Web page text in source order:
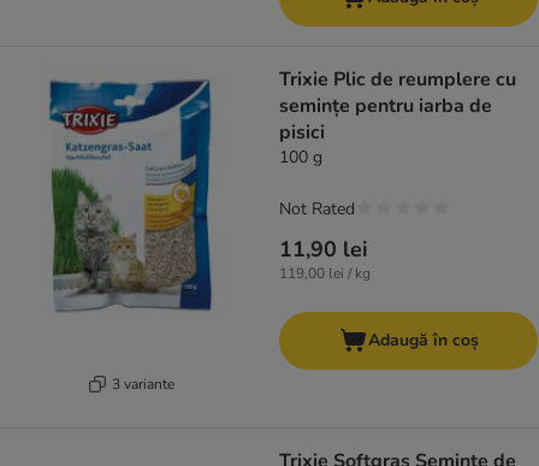
3 variante
Trixie Plic de reumplere cu
semințe pentru iarba de
pisici
100 g
11,90 lei
119,00 lei / kg
Not Rated
Adaugă în coș